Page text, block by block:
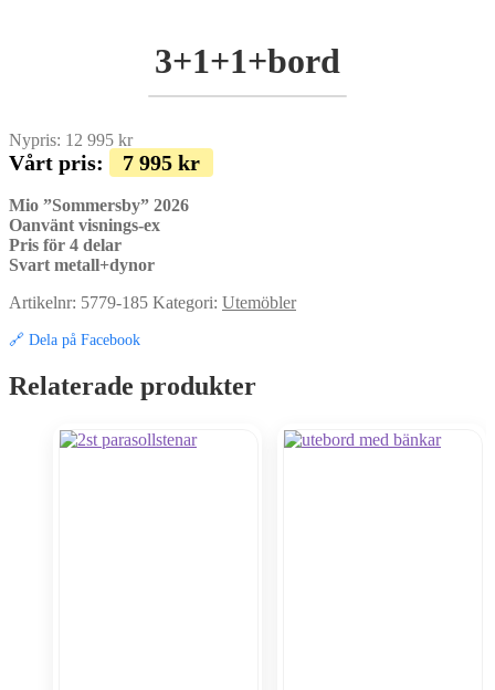
3+1+1+bord
Nypris: 12 995 kr
Vårt pris: 7 995 kr
Mio ”Sommersby” 2026
Oanvänt visnings-ex
Pris för 4 delar
Svart metall+dynor
Artikelnr: 5779-185 Kategori: Utemöbler
🔗 Dela på Facebook
Relaterade produkter